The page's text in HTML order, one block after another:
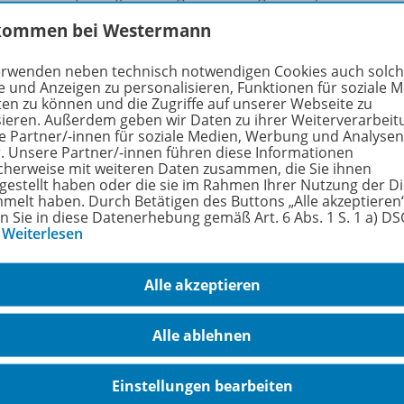
mit gleicher Silbenzahl gehören zusammen, z.B.: Tee und
Karten finden so zusammen und bilden 20
leicht
Sie mehr über die Reihe
Produkte
Ravensburger - Die freche
Sprechhexe
spricht, findet das richtige
bei Westermann
neben technisch notwendigen Cookies auch
und Anzeigen zu personalisieren, Funktionen für soziale
zu können und die Zugriffe auf unserer Webseite zu
Außerdem geben wir Daten zu ihrer
Partner/-innen für soziale Medien, Werbung und Analysen
Unsere Partner/-innen führen diese Informationen
mit weiteren Daten zusammen, die Sie ihnen
haben oder die sie im Rahmen Ihrer Nutzung der
haben. Durch Betätigen des Buttons „Alle
Sie in diese Datenerhebung gemäß Art. 6 Abs. 1 S. 1 a)
Weiterlesen
Alle akzeptieren
Alle ablehnen
Einstellungen bearbeiten